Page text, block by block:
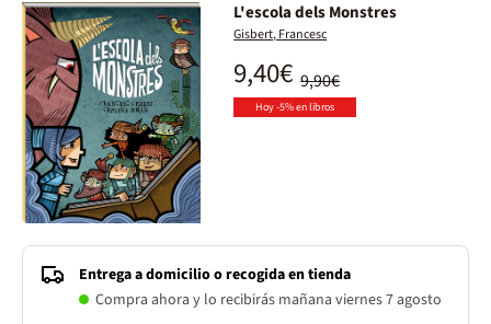
L'escola dels Monstres
Gisbert, Francesc
9,90€
9,40€
Hoy -5% en libros
Entrega a domicilio o recogida en tienda
Compra ahora y lo recibirás mañana viernes 7 agosto